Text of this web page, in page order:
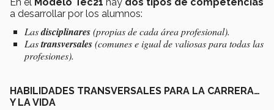
En el Modelo Tec21 hay dos tipos de competencias
a desarrollar por los alumnos:
Lasdisciplinares(propias de cada área profesional).
Lastransversales(comunes e igual de valiosas para todas las
profesiones).
HABILIDADES TRANSVERSALES PARA LA CARRERA…
Y LA VIDA